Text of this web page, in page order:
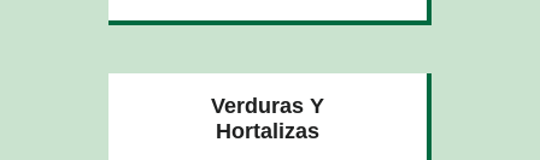
Verduras Y
Hortalizas